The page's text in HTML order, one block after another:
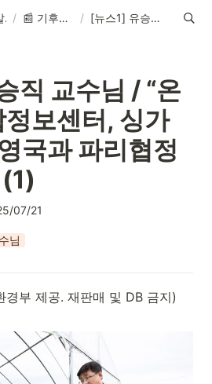
알림 ∙ News/ 📰 기후환경에너지학과의 새로운 소식 / [뉴스1] 유승직 교수님 / “온실가스종합정보센터, 싱가포르·일본·영국과 파리협정 이행 논의” (1)
직 교수님 / “온
보센터, 싱가
국과 파리협정
(1)
07/21
님
경부 제공. 재판매 및 DB 금지)